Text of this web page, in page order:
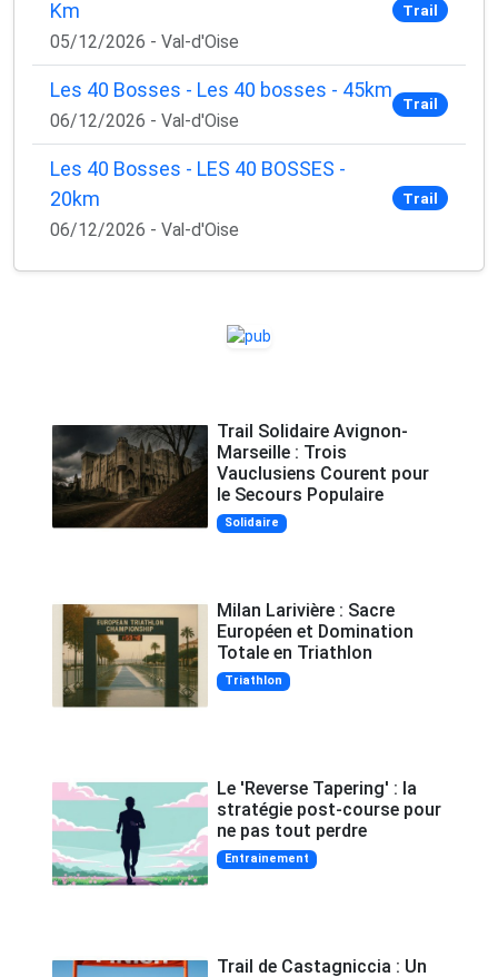
Km
05/12/2026 - Val-d'Oise
Trail
Les 40 Bosses - Les 40 bosses - 45km
06/12/2026 - Val-d'Oise
Trail
Les 40 Bosses - LES 40 BOSSES -
20km
06/12/2026 - Val-d'Oise
Trail
Trail Solidaire Avignon-
Marseille : Trois
Vauclusiens Courent pour
le Secours Populaire
Solidaire
Milan Larivière : Sacre
Européen et Domination
Totale en Triathlon
Triathlon
Le 'Reverse Tapering' : la
stratégie post-course pour
ne pas tout perdre
Entrainement
Trail de Castagniccia : Un